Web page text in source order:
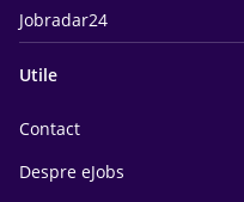
Jobradar24
Utile
Contact
Despre eJobs